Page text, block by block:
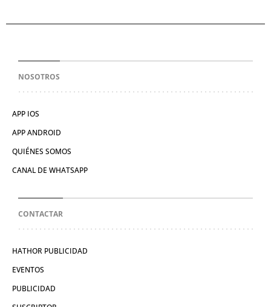
NOSOTROS
APP IOS
APP ANDROID
QUIÉNES SOMOS
CANAL DE WHATSAPP
CONTACTAR
HATHOR PUBLICIDAD
EVENTOS
PUBLICIDAD